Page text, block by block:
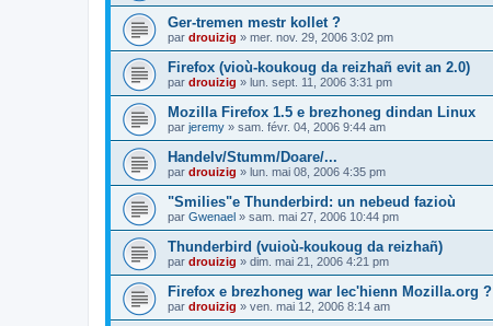
Ger-tremen mestr kollet ?
par drouizig » mer. nov. 29, 2006 3:02 pm
Firefox (vioù-koukoug da reizhañ evit an 2.0)
par drouizig » lun. sept. 11, 2006 3:31 pm
Mozilla Firefox 1.5 e brezhoneg dindan Linux
par jeremy » sam. févr. 04, 2006 9:44 am
Handelv/Stumm/Doare/...
par drouizig » lun. mai 08, 2006 4:35 pm
"Smilies"e Thunderbird: un nebeud fazioù
par Gwenael » sam. mai 27, 2006 10:44 pm
Thunderbird (vuioù-koukoug da reizhañ)
par drouizig » dim. mai 21, 2006 4:21 pm
Firefox e brezhoneg war lec'hienn Mozilla.org ?
par drouizig » ven. mai 12, 2006 8:14 am